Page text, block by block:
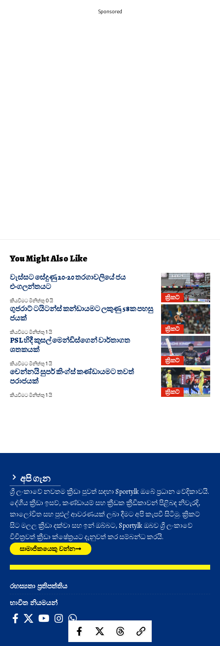
Sponsored
You Might Also Like
ක්‍රිකට්
වැස්සට සේදුණු 20-20 තරගාවලියේ ජය
එංගලන්තයට
කියවීමට මිනිත්තු 0 යි
ක්‍රිකට්
ගුජරාට් ටයිටන්ස් කන්ඩායමට ලකුණු 58ක පහසු
ජයක්
කියවීමට මිනිත්තු 1 යි
ක්‍රිකට්
PSL හිදී කුසල් මෙන්ඩිස්ගෙන් වාර්තාගත
ශතකයක්
කියවීමට මිනිත්තු 1 යි
ක්‍රිකට්
චෙන්නයි සුපර් කිංග්ස් කණ්ඩායමට තවත්
පරාජයක්
කියවීමට මිනිත්තු 1 යි
අපි ගැන
ශ්‍රී ලංකාවේ නවතම ක්‍රීඩා පුවත් සඳහා Sporty.lk ඔබේ ප්‍රධාන වේදිකාවයි.
දේශීය ක්‍රීඩා ඉසව්, කණ්ඩායම් සහ ක්‍රීඩක ක්‍රීඩිකාවන් පිළිබඳ නිවැරදි,
කාලෝචිත සහ පුළුල් ආවරණයක් ලබා දීමට අපි කැපවී සිටිමු. ක්‍රිකට්
සිට මලල ක්‍රීඩා දක්වා සහ ඉන් ඔබ්බට, Sporty.lk ඔබව ශ්‍රී ලංකාවේ
විචිත්‍රවත් ක්‍රීඩා ක්ෂේත්‍රයට දැනුවත් කර සම්බන්ධ කරයි.
සාමාජිකයෙකු වන්න
රහස්‍යතා ප්‍රතිපත්තිය
භාවිත නියමයන්